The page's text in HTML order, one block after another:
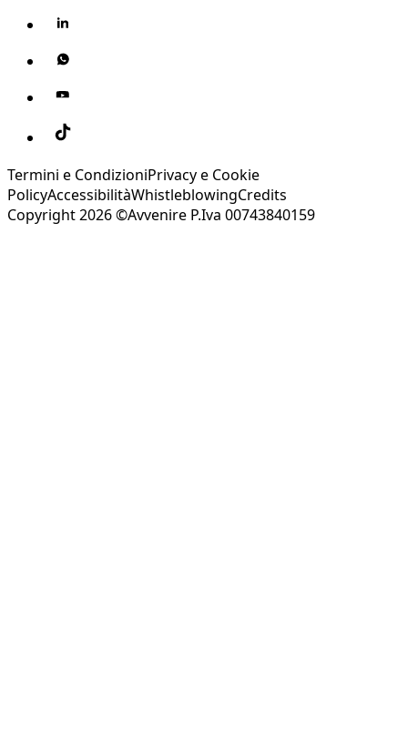
Termini e CondizioniPrivacy e Cookie
PolicyAccessibilitàWhistleblowingCredits
Copyright 2026 ©Avvenire P.Iva 00743840159